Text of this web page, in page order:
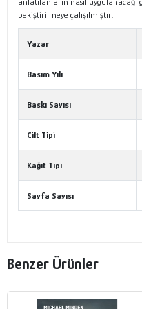
pekiştirilmeye çalışılmıştır.
Yazar
Basım Yılı
Baskı Sayısı
Cilt Tipi
Kağıt Tipi
Sayfa Sayısı
Benzer Ürünler